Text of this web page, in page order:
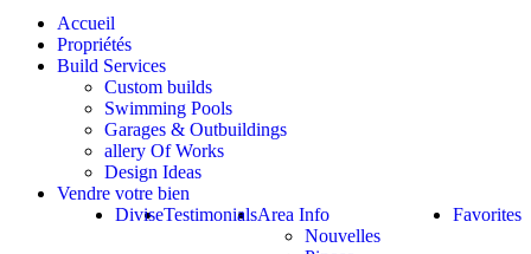
Accueil
Propriétés
Build Services
Custom builds
Swimming Pools
Garages & Outbuildings
allery Of Works
Design Ideas
Vendre votre bien
Favorites
Area Info
Nouvelles
Testimonials
Divise